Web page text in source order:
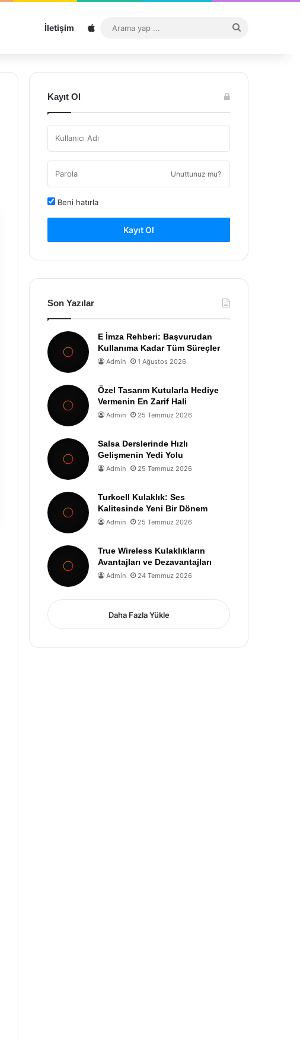
İletişim Sitemap
...
Kayıt Ol
Unuttunuz mu?
Beni hatırla
Kayıt Ol
Son Yazılar
E İmza Rehberi: Başvurudan
Kullanıma Kadar Tüm Süreçler
Admin 1 Ağustos 2026
Özel Tasarım Kutularla Hediye
Vermenin En Zarif Hali
Admin 25 Temmuz 2026
Salsa Derslerinde Hızlı
Gelişmenin Yedi Yolu
Admin 25 Temmuz 2026
Turkcell Kulaklık: Ses
Kalitesinde Yeni Bir Dönem
Admin 25 Temmuz 2026
True Wireless Kulaklıkların
Avantajları ve Dezavantajları
Admin 24 Temmuz 2026
Daha Fazla Yükle